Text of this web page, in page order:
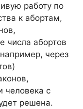
работу по
к абортам,
числа абортов
через
человека с
решена.